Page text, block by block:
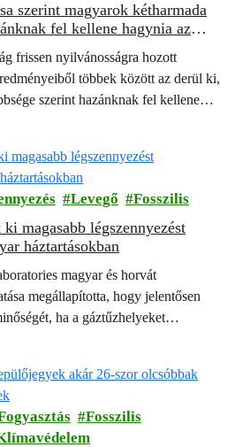
szerint magyarok kétharmada
fel kellene hagynia az
frissen nyilvánosságra hozott
többek között az derül ki,
szerint hazánknak fel kellene
Levegő Fosszilis
magasabb légszennyezést
háztartásokban
magyar és horvát
megállapította, hogy jelentősen
ha a gáztűzhelyeket
fel.
Fosszilis